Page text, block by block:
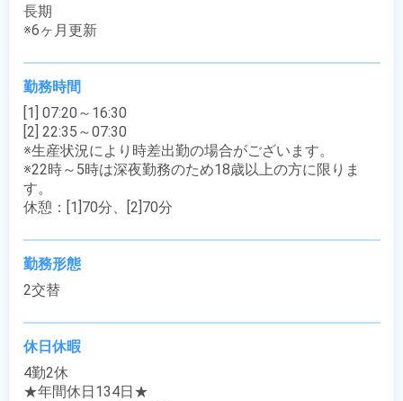
長期
※6ヶ月更新
勤務時間
[1] 07:20～16:30
[2] 22:35～07:30
※生産状況により時差出勤の場合がございます。
※22時～5時は深夜勤務のため18歳以上の方に限りま
す。
休憩：[1]70分、[2]70分
勤務形態
2交替
休日休暇
4勤2休
★年間休日134日★